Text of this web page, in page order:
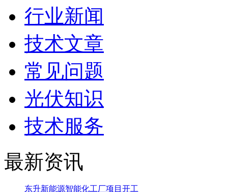
行业新闻
技术文章
常见问题
光伏知识
技术服务
最新资讯
东升新能源智能化工厂项目开工